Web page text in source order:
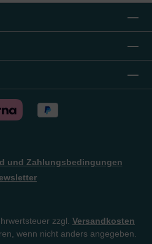
und Zahlungsbedingungen
zzgl. Versandkosten
wenn nicht anders angegeben.